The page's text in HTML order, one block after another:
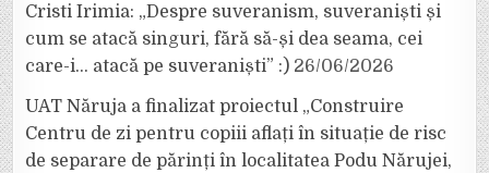
Cristi Irimia: „Despre suveranism, suveraniști și
cum se atacă singuri, fără să-și dea seama, cei
care-i… atacă pe suveraniști” :) 26/06/2026
UAT Năruja a finalizat proiectul „Construire
Centru de zi pentru copiii aflați în situație de risc
de separare de părinți în localitatea Podu Nărujei,